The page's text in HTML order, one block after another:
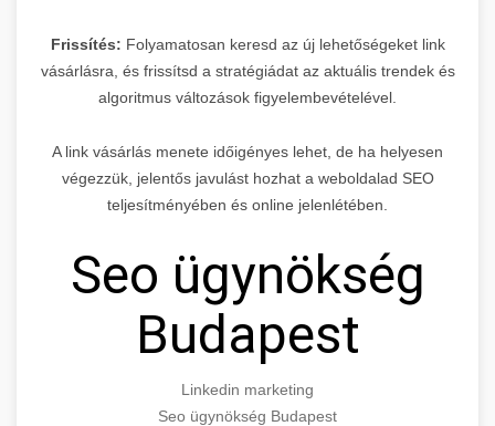
Frissítés: Folyamatosan keresd az új lehetőségeket link
vásárlásra, és frissítsd a stratégiádat az aktuális trendek és
algoritmus változások figyelembevételével.
A link vásárlás menete időigényes lehet, de ha helyesen
végezzük, jelentős javulást hozhat a weboldalad SEO
teljesítményében és online jelenlétében.
Seo ügynökség
Budapest
Linkedin marketing
Seo ügynökség Budapest